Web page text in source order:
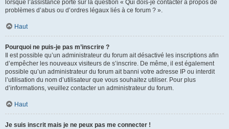
lorsque l’assistance porte sur la question « Qui dois-je contacter à propos de
problèmes d’abus ou d’ordres légaux liés à ce forum ? ».
Haut
Pourquoi ne puis-je pas m’inscrire ?
Il est possible qu’un administrateur du forum ait désactivé les inscriptions afin
d’empêcher les nouveaux visiteurs de s’inscrire. De même, il est également
possible qu’un administrateur du forum ait banni votre adresse IP ou interdit
l’utilisation du nom d’utilisateur que vous souhaitez utiliser. Pour plus
d’informations, veuillez contacter un administrateur du forum.
Haut
Je suis inscrit mais je ne peux pas me connecter !